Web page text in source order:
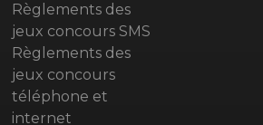
Règlements des
jeux concours SMS
Règlements des
jeux concours
téléphone et
internet